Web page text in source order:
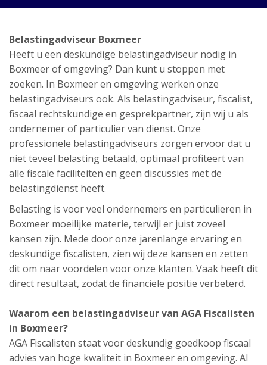
Belastingadviseur Boxmeer
Heeft u een deskundige belastingadviseur nodig in
Boxmeer of omgeving? Dan kunt u stoppen met
zoeken. In Boxmeer en omgeving werken onze
belastingadviseurs ook. Als belastingadviseur, fiscalist,
fiscaal rechtskundige en gesprekpartner, zijn wij u als
ondernemer of particulier van dienst. Onze
professionele belastingadviseurs zorgen ervoor dat u
niet teveel belasting betaald, optimaal profiteert van
alle fiscale faciliteiten en geen discussies met de
belastingdienst heeft.
Belasting is voor veel ondernemers en particulieren in
Boxmeer moeilijke materie, terwijl er juist zoveel
kansen zijn. Mede door onze jarenlange ervaring en
deskundige fiscalisten, zien wij deze kansen en zetten
dit om naar voordelen voor onze klanten. Vaak heeft dit
direct resultaat, zodat de financiële positie verbeterd.
Waarom een belastingadviseur van AGA Fiscalisten
in Boxmeer?
AGA Fiscalisten staat voor deskundig goedkoop fiscaal
advies van hoge kwaliteit in Boxmeer en omgeving. Al